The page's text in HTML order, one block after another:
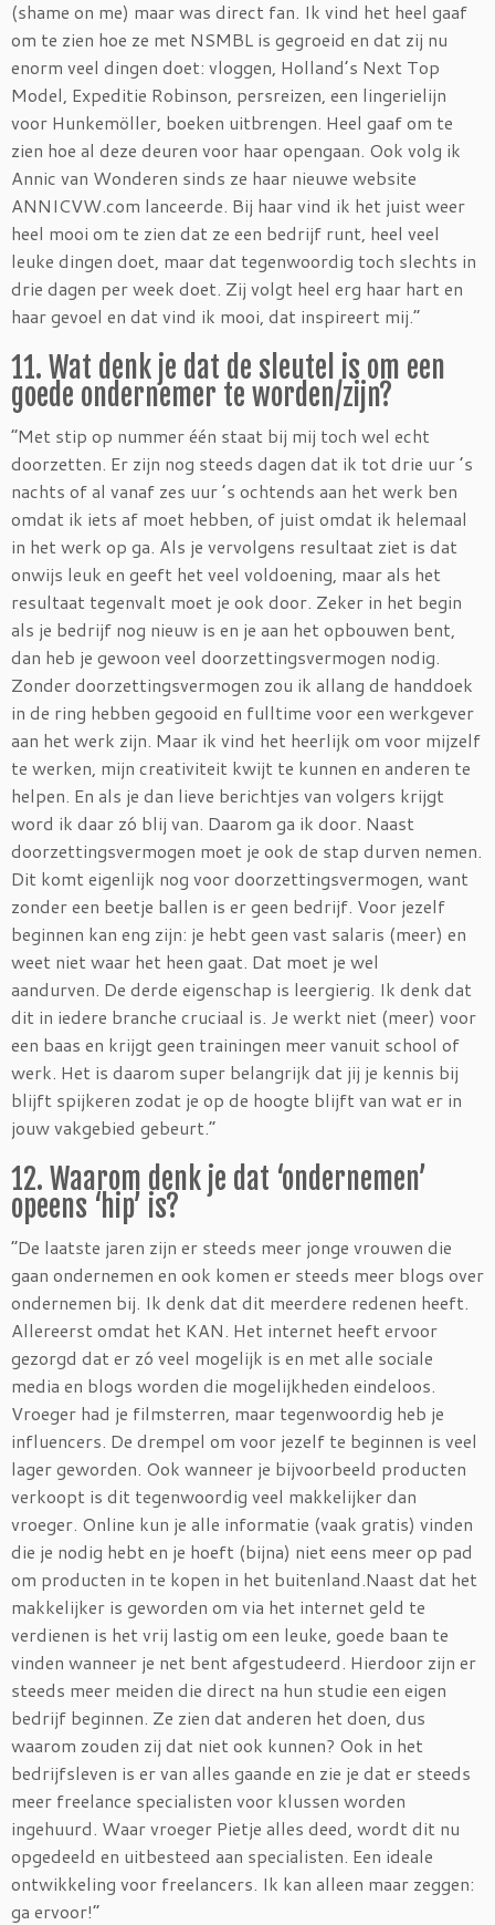
(shame on me) maar was direct fan. Ik vind het heel gaaf
om te zien hoe ze met NSMBL is gegroeid en dat zij nu
enorm veel dingen doet: vloggen, Holland’s Next Top
Model, Expeditie Robinson, persreizen, een lingerielijn
voor Hunkemöller, boeken uitbrengen. Heel gaaf om te
zien hoe al deze deuren voor haar opengaan. Ook volg ik
Annic van Wonderen sinds ze haar nieuwe website
ANNICVW.com lanceerde. Bij haar vind ik het juist weer
heel mooi om te zien dat ze een bedrijf runt, heel veel
leuke dingen doet, maar dat tegenwoordig toch slechts in
drie dagen per week doet. Zij volgt heel erg haar hart en
haar gevoel en dat vind ik mooi, dat inspireert mij.”
11. Wat denk je dat de sleutel is om een
goede ondernemer te worden/zijn?
“Met stip op nummer één staat bij mij toch wel echt
doorzetten. Er zijn nog steeds dagen dat ik tot drie uur ’s
nachts of al vanaf zes uur ’s ochtends aan het werk ben
omdat ik iets af moet hebben, of juist omdat ik helemaal
in het werk op ga. Als je vervolgens resultaat ziet is dat
onwijs leuk en geeft het veel voldoening, maar als het
resultaat tegenvalt moet je ook door. Zeker in het begin
als je bedrijf nog nieuw is en je aan het opbouwen bent,
dan heb je gewoon veel doorzettingsvermogen nodig.
Zonder doorzettingsvermogen zou ik allang de handdoek
in de ring hebben gegooid en fulltime voor een werkgever
aan het werk zijn. Maar ik vind het heerlijk om voor mijzelf
te werken, mijn creativiteit kwijt te kunnen en anderen te
helpen. En als je dan lieve berichtjes van volgers krijgt
word ik daar zó blij van. Daarom ga ik door. Naast
doorzettingsvermogen moet je ook de stap durven nemen.
Dit komt eigenlijk nog voor doorzettingsvermogen, want
zonder een beetje ballen is er geen bedrijf. Voor jezelf
beginnen kan eng zijn: je hebt geen vast salaris (meer) en
weet niet waar het heen gaat. Dat moet je wel
aandurven. De derde eigenschap is leergierig. Ik denk dat
dit in iedere branche cruciaal is. Je werkt niet (meer) voor
een baas en krijgt geen trainingen meer vanuit school of
werk. Het is daarom super belangrijk dat jij je kennis bij
blijft spijkeren zodat je op de hoogte blijft van wat er in
jouw vakgebied gebeurt.”
12. Waarom denk je dat ‘ondernemen’
opeens ‘hip’ is?
“De laatste jaren zijn er steeds meer jonge vrouwen die
gaan ondernemen en ook komen er steeds meer blogs over
ondernemen bij. Ik denk dat dit meerdere redenen heeft.
Allereerst omdat het KAN. Het internet heeft ervoor
gezorgd dat er zó veel mogelijk is en met alle sociale
media en blogs worden die mogelijkheden eindeloos.
Vroeger had je filmsterren, maar tegenwoordig heb je
influencers. De drempel om voor jezelf te beginnen is veel
lager geworden. Ook wanneer je bijvoorbeeld producten
verkoopt is dit tegenwoordig veel makkelijker dan
vroeger. Online kun je alle informatie (vaak gratis) vinden
die je nodig hebt en je hoeft (bijna) niet eens meer op pad
om producten in te kopen in het buitenland.Naast dat het
makkelijker is geworden om via het internet geld te
verdienen is het vrij lastig om een leuke, goede baan te
vinden wanneer je net bent afgestudeerd. Hierdoor zijn er
steeds meer meiden die direct na hun studie een eigen
bedrijf beginnen. Ze zien dat anderen het doen, dus
waarom zouden zij dat niet ook kunnen? Ook in het
bedrijfsleven is er van alles gaande en zie je dat er steeds
meer freelance specialisten voor klussen worden
ingehuurd. Waar vroeger Pietje alles deed, wordt dit nu
opgedeeld en uitbesteed aan specialisten. Een ideale
ontwikkeling voor freelancers. Ik kan alleen maar zeggen:
ga ervoor!”